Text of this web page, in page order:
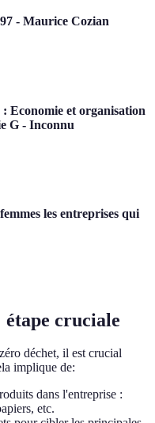
- Maurice Cozian
Economie et organisation
G - Inconnu
les entreprises qui
étape cruciale
déchet, il est crucial
implique de:
dans l'entreprise :
etc.